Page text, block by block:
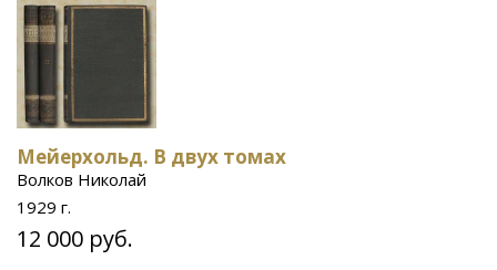
Мейерхольд. В двух томах
Волков Николай
1929 г.
12 000 руб.